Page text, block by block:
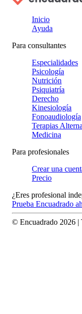
Inicio
Ayuda
Para consultantes
Especialidades
Psicología
Nutrición
Psiquiatría
Derecho
Kinesiología
Fonoaudiología
Terapias
Medicina
Para profesionales
Crear una
Precio
¿Eres profesional
Prueba Encuadrado
© Encuadrado 2026 |